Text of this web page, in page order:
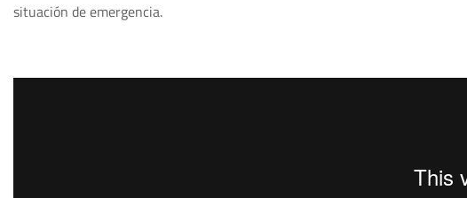
situación de emergencia.